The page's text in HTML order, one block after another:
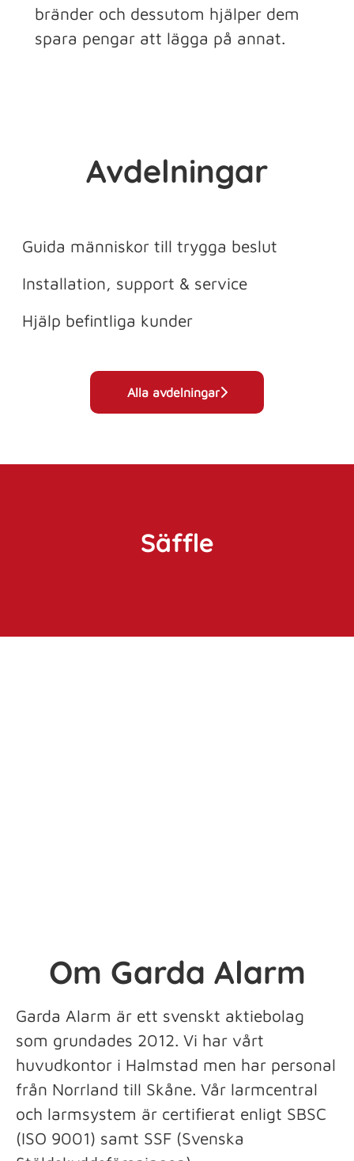
bränder och dessutom hjälper dem
spara pengar att lägga på annat.
Avdelningar
Guida människor till trygga beslut
Installation, support & service
Hjälp befintliga kunder
Alla avdelningar
Säffle
Om Garda Alarm
Garda Alarm är ett svenskt aktiebolag
som grundades 2012. Vi har vårt
huvudkontor i Halmstad men har personal
från Norrland till Skåne. Vår larmcentral
och larmsystem är certifierat enligt SBSC
(ISO 9001) samt SSF (Svenska